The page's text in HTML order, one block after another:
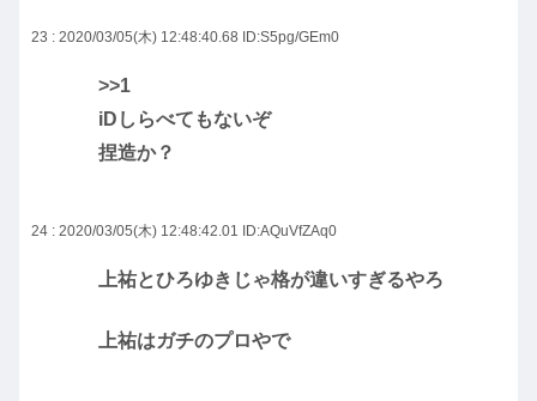
23 : 2020/03/05(木) 12:48:40.68 ID:S5pg/GEm0
>>1
iDしらべてもないぞ
捏造か？
24 : 2020/03/05(木) 12:48:42.01 ID:AQuVfZAq0
上祐とひろゆきじゃ格が違いすぎるやろ
上祐はガチのプロやで